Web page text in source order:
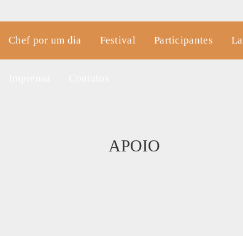
Chef por um dia Festival Participantes
APOIO